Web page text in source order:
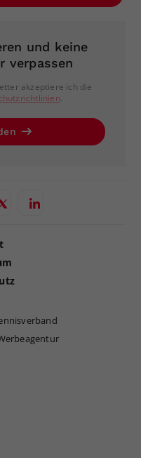
und keine
verpassen
akzeptiere ich die
.